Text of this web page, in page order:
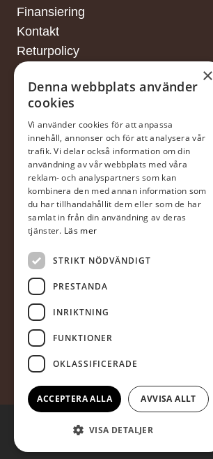
Finansiering
Kontakt
Returpolicy
Försäljningsvillkor
I samarbete med DNB
FÖLJ OSS
© 2026 Jakobs Maskin
×
Denna webbplats använder
cookies
Vi använder cookies för att anpassa
innehåll, annonser och för att analysera vår
trafik. Vi delar också information om din
användning av vår webbplats med våra
reklam- och analyspartners som kan
kombinera den med annan information som
du har tillhandahållit dem eller som de har
samlat in från din användning av deras
tjänster. Läs mer
STRIKT NÖDVÄNDIGT
PRESTANDA
INRIKTNING
FUNKTIONER
OKLASSIFICERADE
ACCEPTERA ALLA AVVISA ALLT
VISA DETALJER